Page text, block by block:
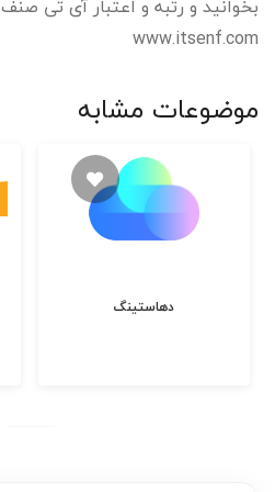
بخوانید و رتبه و اعتبار آی تی صنف IT Senf را ببینید.
www.itsenf.com
موضوعات مشابه
دهاستینگ